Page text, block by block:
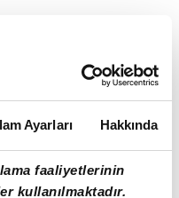
Ayarları Hakkında
faaliyetlerinin
kullanılmaktadır.
Savaş, kriz
isteyen kesimlerin
Binyamin
siyasi
ve